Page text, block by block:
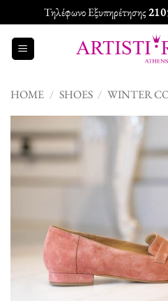
to
content
Τηλέφωνο Εξυπηρέτησης
HOME / SHOES / WINTER